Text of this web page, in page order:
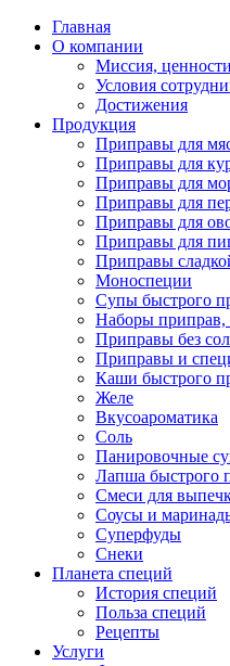
Главная
О компании
Миссия, ценности
Условия
Достижения
Продукция
Приправы для
Приправы для
Приправы для
Приправы для
Приправы для
Приправы для
Приправы
Моноспеции
Супы быстрого
Наборы приправ,
Приправы без
Приправы и
Каши быстрого
Желе
Вкусоароматика
Соль
Панировочные
Лапша быстрого
Смеси для
Соусы и
Суперфуды
Снеки
Планета специй
История специй
Польза специй
Рецепты
Услуги